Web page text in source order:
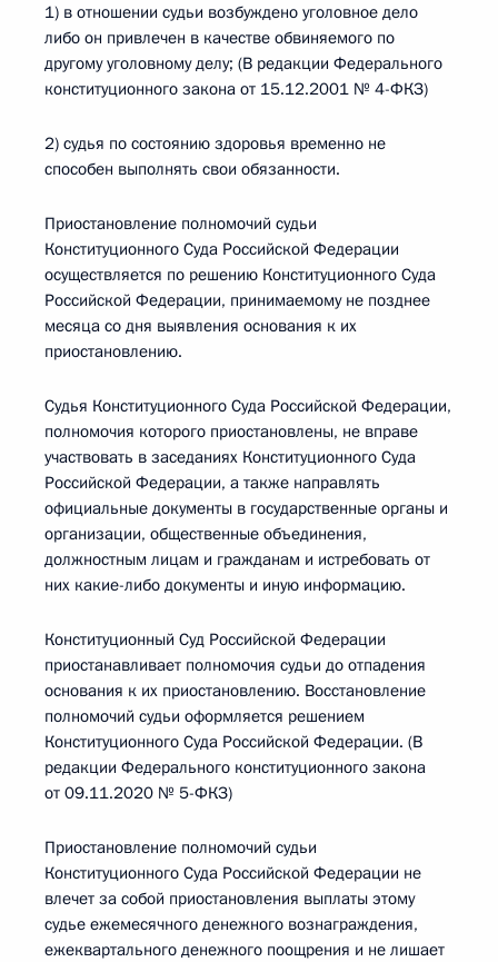
1) в отношении судьи возбуждено уголовное дело
либо он привлечен в качестве обвиняемого по
другому уголовному делу; (В редакции Федерального
конституционного закона от 15.12.2001 № 4-ФКЗ)
2) судья по состоянию здоровья временно не
способен выполнять свои обязанности.
Приостановление полномочий судьи
Конституционного Суда Российской Федерации
осуществляется по решению Конституционного Суда
Российской Федерации, принимаемому не позднее
месяца со дня выявления основания к их
приостановлению.
Судья Конституционного Суда Российской Федерации,
полномочия которого приостановлены, не вправе
участвовать в заседаниях Конституционного Суда
Российской Федерации, а также направлять
официальные документы в государственные органы и
организации, общественные объединения,
должностным лицам и гражданам и истребовать от
них какие-либо документы и иную информацию.
Конституционный Суд Российской Федерации
приостанавливает полномочия судьи до отпадения
основания к их приостановлению. Восстановление
полномочий судьи оформляется решением
Конституционного Суда Российской Федерации. (В
редакции Федерального конституционного закона
от 09.11.2020 № 5-ФКЗ)
Приостановление полномочий судьи
Конституционного Суда Российской Федерации не
влечет за собой приостановления выплаты этому
судье ежемесячного денежного вознаграждения,
ежеквартального денежного поощрения и не лишает